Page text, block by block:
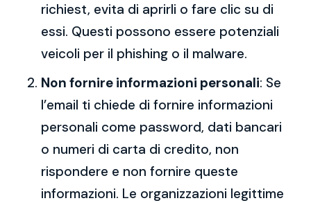
richiest, evita di aprirli o fare clic su di
essi. Questi possono essere potenziali
veicoli per il phishing o il malware.
Non fornire informazioni personali: Se
l’email ti chiede di fornire informazioni
personali come password, dati bancari
o numeri di carta di credito, non
rispondere e non fornire queste
informazioni. Le organizzazioni legittime